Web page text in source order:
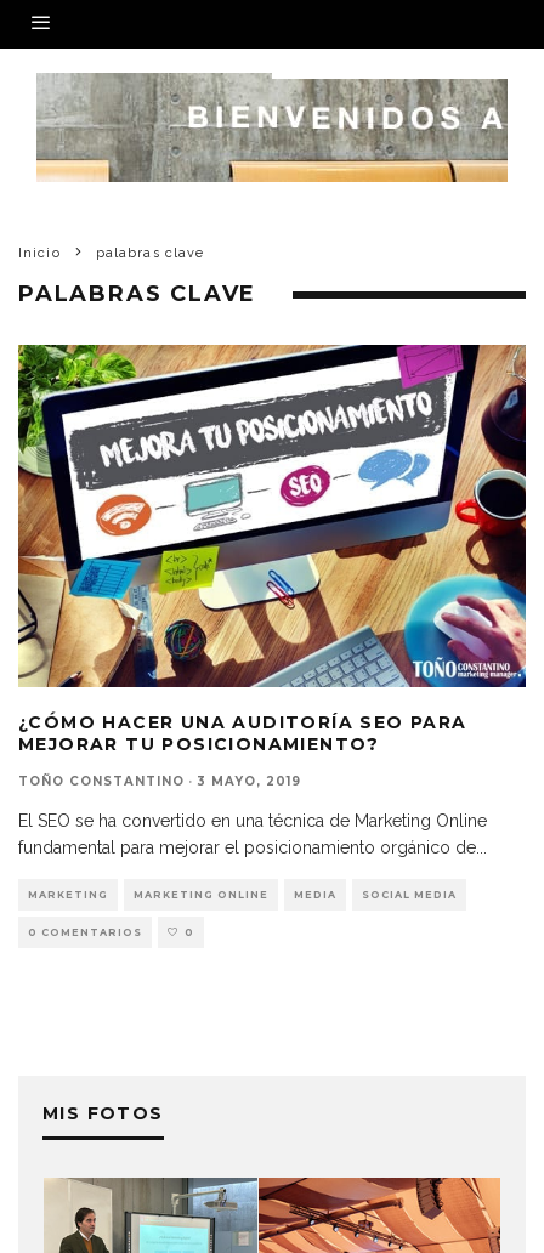
Inicio palabras clave
PALABRAS CLAVE
¿CÓMO HACER UNA AUDITORÍA SEO PARA
MEJORAR TU POSICIONAMIENTO?
TOÑO CONSTANTINO · 3 MAYO, 2019
El SEO se ha convertido en una técnica de Marketing Online
fundamental para mejorar el posicionamiento orgánico de
MARKETING MARKETING ONLINE MEDIA SOCIAL MEDIA
0 COMENTARIOS 0
MIS FOTOS